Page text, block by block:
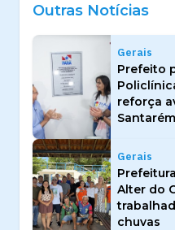
Outras Notícias
Gerais
Prefeito
reforça
Santarém
Gerais
Alter do
chuvas